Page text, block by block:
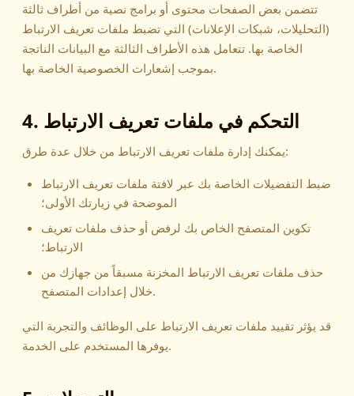
تتضمن بعض الصفحات محتوى أو برامج نصية من أطراف ثالثة
(التحليلات، شبكات الإعلانات) التي تضبط ملفات تعريف الارتباط
الخاصة بها. تتعامل هذه الأطراف الثالثة مع البيانات الناتجة
بموجب إشعارات الخصوصية الخاصة بها.
4. التحكم في ملفات تعريف الارتباط
يمكنك إدارة ملفات تعريف الارتباط من خلال عدة طرق:
ضبط التفضيلات الخاصة بك عبر لافتة ملفات تعريف الارتباط
الموضحة في زيارتك الأولى؛
تكوين المتصفح الخاص بك لرفض أو حذف ملفات تعريف
الارتباط؛
حذف ملفات تعريف الارتباط المخزنة مسبقاً من جهازك من
خلال إعدادات المتصفح.
قد يؤثر تقييد ملفات تعريف الارتباط على الوظائف والتجربة التي
يوفرها المستخدم على الخدمة.